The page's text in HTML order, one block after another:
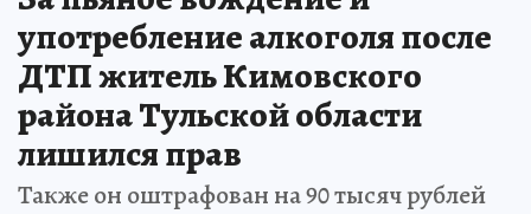
употребление алкоголя после
ДТП житель Кимовского
района Тульской области
лишился прав
Также он оштрафован на 90 тысяч рублей